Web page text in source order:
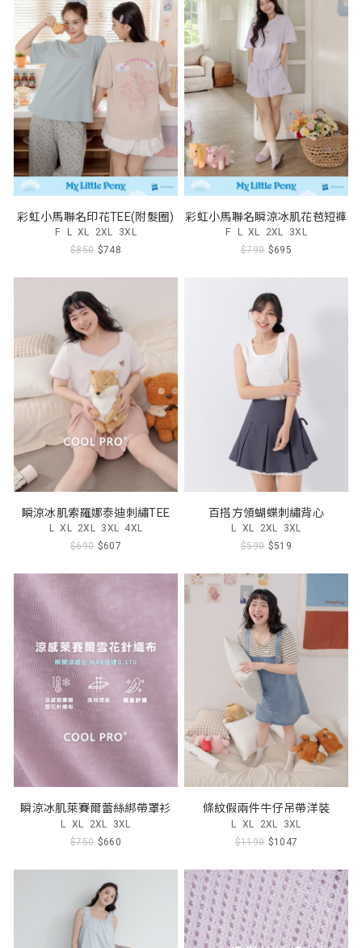
彩虹小馬聯名印花TEE(附髮圈)
F L XL 2XL 3XL
$850 $748
彩虹小馬聯名瞬涼冰肌花苞短褲
F L XL 2XL 3XL
$790 $695
瞬涼冰肌索羅娜泰迪刺繡TEE
L XL 2XL 3XL 4XL
$690 $607
百搭方領蝴蝶刺繡背心
L XL 2XL 3XL
$590 $519
瞬涼冰肌萊賽爾蕾絲綁帶罩衫
L XL 2XL 3XL
$750 $660
條紋假兩件牛仔吊帶洋裝
L XL 2XL 3XL
$1190 $1047